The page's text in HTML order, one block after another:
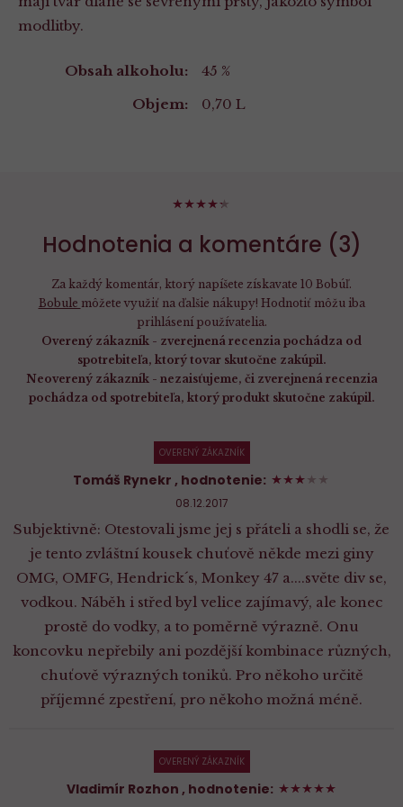
modlitby.
Vlastnosti
Obsah alkoholu:
45 %
Objem:
0,70 L
Hodnotenia a komentáre (3)
86%
Za každý komentár, ktorý napíšete získavate 10 Bobúľ.
Bobule môžete využiť na ďalšie nákupy! Hodnotiť môžu iba
prihlásení používatelia.
Overený zákazník - zverejnená recenzia pochádza od
spotrebiteľa, ktorý tovar skutočne zakúpil.
Neoverený zákazník - nezaisťujeme, či zverejnená recenzia
pochádza od spotrebiteľa, ktorý produkt skutočne zakúpil.
OVERENÝ ZÁKAZNÍK
Tomáš Rynekr , hodnotenie: 60%
08.12.2017
Subjektivně: Otestovali jsme jej s přáteli a shodli se, že
je tento zvláštní kousek chuťově někde mezi giny
OMG, OMFG, Hendrick´s, Monkey 47 a....světe div se,
vodkou. Náběh i střed byl velice zajímavý, ale konec
prostě do vodky, a to poměrně výrazně. Onu
koncovku nepřebily ani pozdější kombinace různých,
chuťově výrazných toniků. Pro někoho určitě
příjemné zpestření, pro někoho možná méně.
OVERENÝ ZÁKAZNÍK
Vladimír Rozhon , hodnotenie: 100%